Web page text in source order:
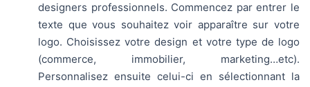
designers professionnels. Commencez par entrer le
texte que vous souhaitez voir apparaître sur votre
logo. Choisissez votre design et votre type de logo
(commerce, immobilier, marketing…etc).
Personnalisez ensuite celui-ci en sélectionnant la